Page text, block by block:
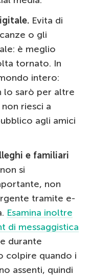
Evita di
o gli
è meglio
tornato. In
intero:
lo sarò per altre
riesci a
agli amici
e familiari
si
non
tramite e-
Esamina inoltre
di messaggistica
durante
colpire quando i
assenti, quindi